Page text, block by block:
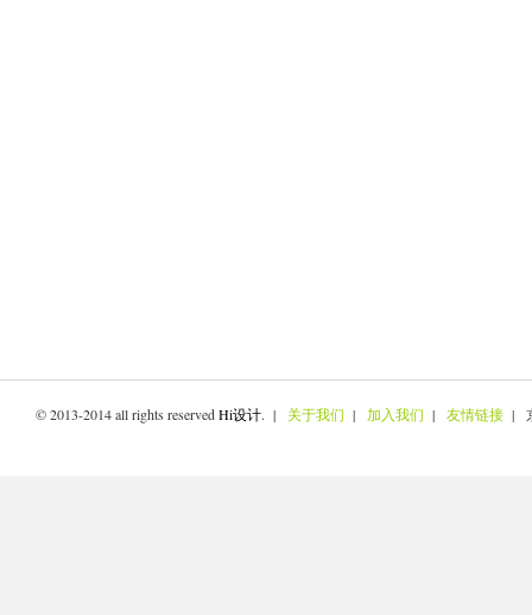
© 2013-2014 all rights reservedHi设计. | 关于我们 | 加入我们 | 友情链接 |